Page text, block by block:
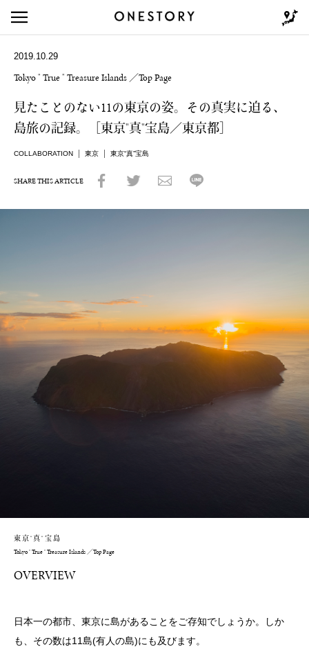
2019.10.29
Tokyo " True " Treasure Islands ／Top Page
見たことのない11の東京の姿。その真実に迫る、
島旅の記録。［東京"真"宝島／東京都］
COLLABORATION 東京 東京“真”宝島
SHARE THIS ARTICLE
東京"真"宝島
Tokyo " True " Treasure Islands ／Top Page
OVERVIEW
日本一の都市、東京に島があることをご存知でしょうか。しか
も、その数は11島(有人の島)にも及びます。